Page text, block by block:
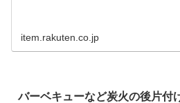
item.rakuten.co.jp
バーベキューなど炭火の後片付